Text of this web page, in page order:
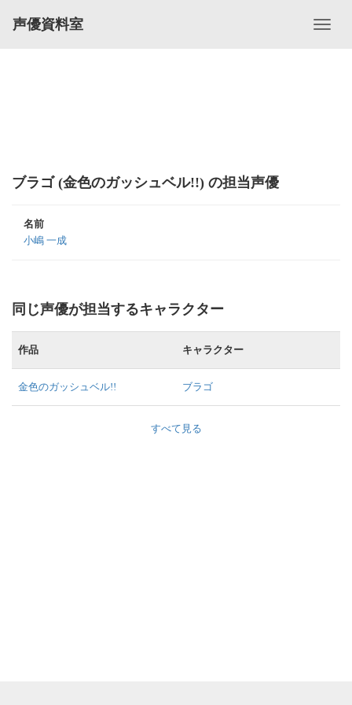
声優資料室
ブラゴ (金色のガッシュベル!!) の担当声優
名前
小嶋 一成
同じ声優が担当するキャラクター
作品 キャラクター
金色のガッシュベル!! ブラゴ
すべて見る